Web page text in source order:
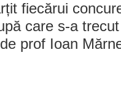
fiecărui
care s-a
prof Ioan